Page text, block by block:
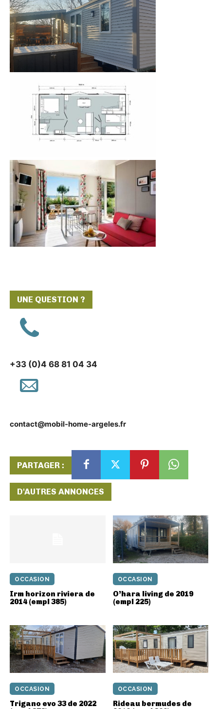
UNE QUESTION ?
+33 (0)4 68 81 04 34
contact@mobil-home-argeles.fr
PARTAGER :
D'AUTRES ANNONCES
OCCASION
Irm horizon riviera de
2014 (empl 385)
OCCASION
O’hara living de 2019
(empl 225)
OCCASION
Trigano evo 33 de 2022
OCCASION
Rideau bermudes de